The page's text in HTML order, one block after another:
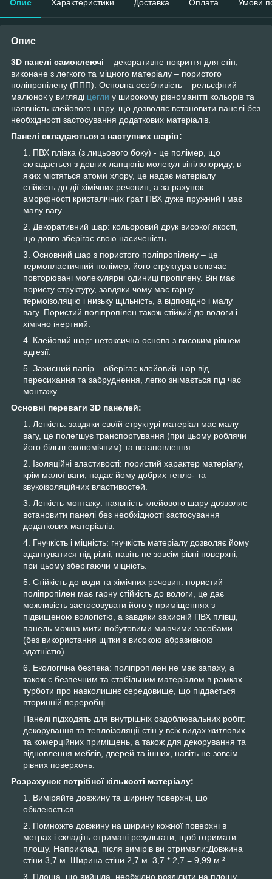
Опис Характеристики Доставка Оплата Умови
Опис
3D панелі самоклеючі – декоративне покриття для стін,
виконане з легкого та міцного матеріалу – пористого
поліпропілену (ППП). Основна особливість – рельєфний
малюнок у вигляді цегли у широкому різноманітті кольорів та
наявність клейового шару, що дозволяє встановити панелі без
необхідності застосування додаткових матеріалів.
Панелі складаються з наступних шарів:
ПВХ плівка (з лицьового боку) - це полімер, що
складається з довгих ланцюгів молекул вінілхлориду, в
яких містяться атоми хлору, це надає матеріалу
стійкість до дії хімічних речовин, а за рахунок
аморфності кристалічних ґрат ПВХ дуже пружний і має
малу вагу.
Декоративний шар: кольоровий друк високої якості,
що довго зберігає свою насиченість.
Основний шар з пористого поліпропілену – це
термопластичний полімер, його структура включає
повторювані молекулярні одиниці пропілену. Він має
пористу структуру, завдяки чому має гарну
термоізоляцію і низьку щільність, а відповідно і малу
вагу. Пористий поліпропілен також стійкий до вологи і
хімічно інертний.
Клейовий шар: нетоксична основа з високим рівнем
адгезії.
Захисний папір – оберігає клейовий шар від
пересихання та забруднення, легко знімається під час
монтажу.
Основні переваги 3D панелей:
Легкість: завдяки своїй структурі матеріал має малу
вагу, це полегшує транспортування (при цьому роблячи
його більш економічним) та встановлення.
Ізоляційні властивості: пористий характер матеріалу,
крім малої ваги, надає йому добрих тепло- та
звукоізоляційних властивостей.
Легкість монтажу: наявність клейового шару дозволяє
встановити панелі без необхідності застосування
додаткових матеріалів.
Гнучкість і міцність: гнучкість матеріалу дозволяє йому
адаптуватися під різні, навіть не зовсім рівні поверхні,
при цьому зберігаючи міцність.
Стійкість до води та хімічних речовин: пористий
поліпропілен має гарну стійкість до вологи, це дає
можливість застосовувати його у приміщеннях з
підвищеною вологістю, а завдяки захисній ПВХ плівці,
панель можна мити побутовими миючими засобами
(без використання щітки з високою абразивною
здатністю).
Екологічна безпека: поліпропілен не має запаху, а
також є безпечним та стабільним матеріалом в рамках
турботи про навколишнє середовище, що піддається
вторинній переробці.
Панелі підходять для внутрішніх оздоблювальних робіт:
декорування та теплоізоляції стін у всіх видах житлових
та комерційних приміщень, а також для декорування та
відновлення меблів, дверей та інших, навіть не зовсім
рівних поверхонь.
Розрахунок потрібної кількості матеріалу:
Виміряйте довжину та ширину поверхні, що
обклеюється.
Помножте довжину на ширину кожної поверхні в
метрах і складіть отримані результати, щоб отримати
площу. Наприклад, після вимірів ви отримали:Довжина
стіни 3,7 м. Ширина стіни 2,7 м. 3,7 * 2,7 = 9,99 м ²
Площа, що вийшла, необхідно розділити на площу